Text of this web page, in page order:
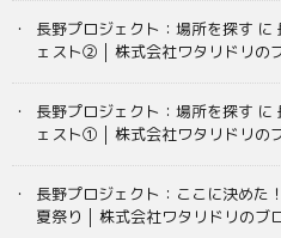
長野プロジェクト：場所を探す に
ェスト② │ 株式会社ワタリドリの
長野プロジェクト：場所を探す に
ェスト① │ 株式会社ワタリドリの
長野プロジェクト：ここに決めた！
夏祭り │ 株式会社ワタリドリのブ